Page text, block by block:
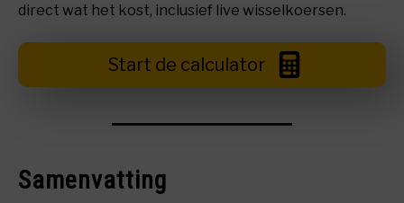
direct wat het kost, inclusief live wisselkoersen.
Start de calculator
Samenvatting